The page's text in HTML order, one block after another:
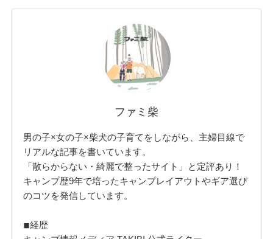
ファミ柴
男の子×女の子×柴犬の子育てをしながら、主婦目線で
リアルな記事を書いています。
「散らからない・綺麗で整ったサイト」と定評あり！
キャンプ歴9年で培ったキャンプレイアウトやギア選び
のコツを発信しています。
◾︎経歴